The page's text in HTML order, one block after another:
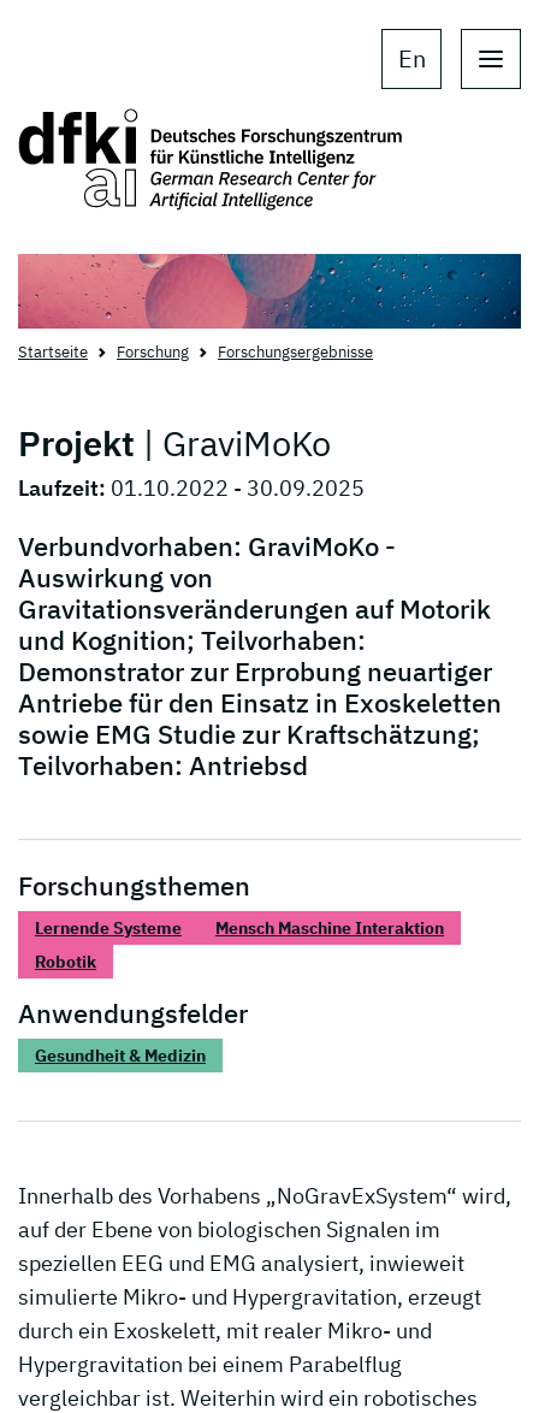
En
Startseite Forschung Forschungsergebnisse
Projekt | GraviMoKo
Laufzeit: 01.10.2022 - 30.09.2025
Verbundvorhaben: GraviMoKo -
Auswirkung von
Gravitationsveränderungen auf Motorik
und Kognition; Teilvorhaben:
Demonstrator zur Erprobung neuartiger
Antriebe für den Einsatz in Exoskeletten
sowie EMG Studie zur Kraftschätzung;
Teilvorhaben: Antriebsd
Forschungsthemen
Lernende Systeme
Mensch Maschine Interaktion
Robotik
Anwendungsfelder
Gesundheit & Medizin
Innerhalb des Vorhabens „NoGravExSystem“ wird,
auf der Ebene von biologischen Signalen im
speziellen EEG und EMG analysiert, inwieweit
simulierte Mikro- und Hypergravitation, erzeugt
durch ein Exoskelett, mit realer Mikro- und
Hypergravitation bei einem Parabelflug
vergleichbar ist. Weiterhin wird ein robotisches